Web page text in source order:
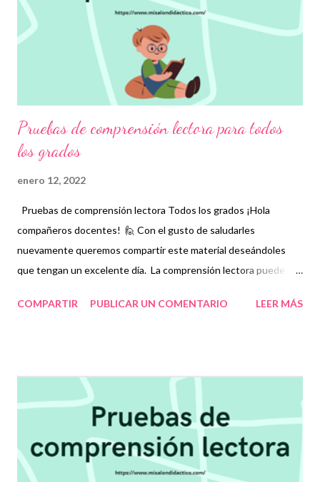
didáctico. También te puede interesar: Ruleta de compras
Ruleta de actividades dinámicas Blog Salón didáctico
Pruebas de comprensión lectora para todos
los grados
enero 12, 2022
Pruebas de comprensión lectora Todos los grados ¡Hola
compañeros docentes! 🙋 Con el gusto de saludarles
nuevamente queremos compartir este material deseándoles
que tengan un excelente día. La comprensión lectora puede
interpretar un texto. No basta sólo con entender el significado
fluidez, también les permitirá comprender adecuadamente lo
que leen y, si es el caso, emitir una opinión razonable mediante la
formulación de argumentos, que en un futuro, les ayudará a
expresarse de la mejor manera en diversas situaciones.
Agradecemos enormemente a los autores de este grandioso
COMPARTIR PUBLICAR UN COMENTARIO LEER MÁS